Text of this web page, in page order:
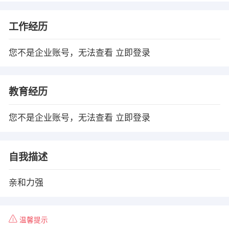
工作经历
您不是企业账号，无法查看 立即登录
教育经历
您不是企业账号，无法查看 立即登录
自我描述
亲和力强
温馨提示